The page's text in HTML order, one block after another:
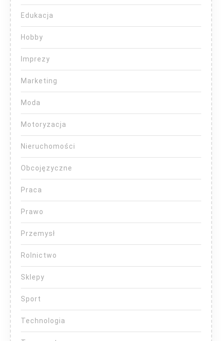
Edukacja
Hobby
Imprezy
Marketing
Moda
Motoryzacja
Nieruchomości
Obcojęzyczne
Praca
Prawo
Przemysł
Rolnictwo
Sklepy
Sport
Technologia